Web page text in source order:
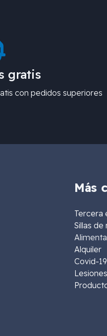
gratis
con pedidos superiores
Más
Tercera
Sillas de
Alquiler
Covid-19
Lesiones